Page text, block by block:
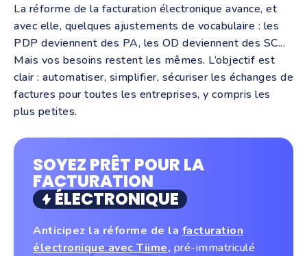
La réforme de la facturation électronique avance, et
avec elle, quelques ajustements de vocabulaire : les
PDP deviennent des PA, les OD deviennent des SC...
Mais vos besoins restent les mêmes. L’objectif est
clair : automatiser, simplifier, sécuriser les échanges de
factures pour toutes les entreprises, y compris les
plus petites.
SOYEZ PRÊT POUR LA
FACTURATION
ÉLECTRONIQUE
Anticipez la réforme de la facturation
électronique avec Tiime, pré-immatriculé